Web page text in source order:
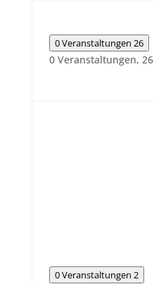
0 Veranstaltungen 26
0 Veranstaltungen, 26
0 Veranstaltungen 2